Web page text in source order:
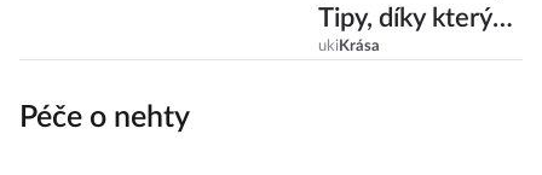
Tipy, díky kterým
to zvládnete jako
uki Krása
Péče o nehty